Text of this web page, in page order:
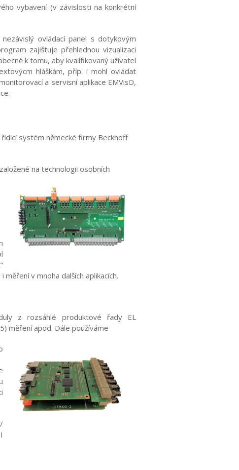
vybavení (v závislosti na konkrétní
ovládací panel s dotykovým
zajištuje přehlednou vizualizaci
k tomu, aby kvalifikovaný uživatel
hláškám, příp. i mohl ovládat
a servisní aplikace EMVisD,
řídicí systém německé firmy Beckhoff
na technologii osobních
v mnoha dalších aplikacích.
z rozsáhlé produktové řady EL
měření apod. Dále používáme